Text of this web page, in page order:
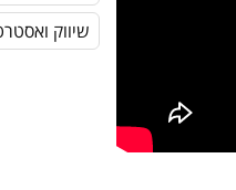
שיווק